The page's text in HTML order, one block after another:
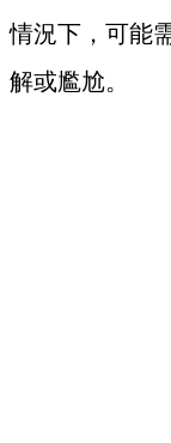
情況下，可能
解或尷尬。